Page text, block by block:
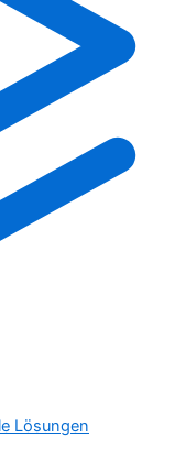
Lösungen